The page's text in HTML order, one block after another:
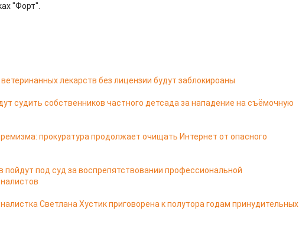
"Форт".
лекарств без лицензии будут заблокироаны
судить собственников частного детсада за нападение на съёмочную
прокуратура продолжает очищать Интернет от опасного
пойдут под суд за воспрепятствовании профессиональной
Светлана Хустик приговорена к полутора годам принудительных